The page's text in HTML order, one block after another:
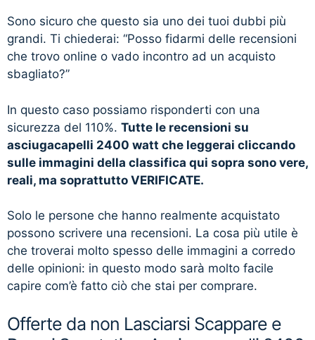
Sono sicuro che questo sia uno dei tuoi dubbi più
grandi. Ti chiederai: “Posso fidarmi delle recensioni
che trovo online o vado incontro ad un acquisto
sbagliato?”
In questo caso possiamo risponderti con una
sicurezza del 110%. Tutte le recensioni su
asciugacapelli 2400 watt che leggerai cliccando
sulle immagini della classifica qui sopra sono vere,
reali, ma soprattutto VERIFICATE.
Solo le persone che hanno realmente acquistato
possono scrivere una recensioni. La cosa più utile è
che troverai molto spesso delle immagini a corredo
delle opinioni: in questo modo sarà molto facile
capire com’è fatto ciò che stai per comprare.
Offerte da non Lasciarsi Scappare e